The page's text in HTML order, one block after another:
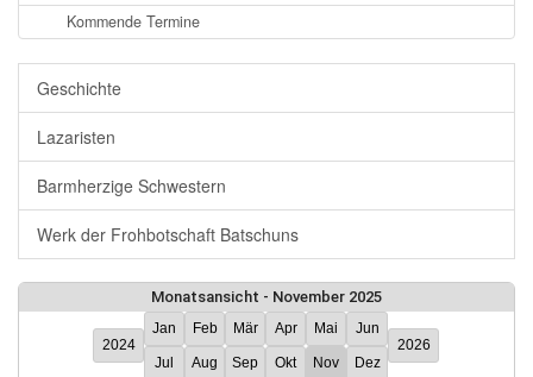
Kommende Termine
Geschichte
Lazaristen
Barmherzige Schwestern
Werk der Frohbotschaft Batschuns
Monatsansicht - November 2025
2024
Jan Feb Mär Apr Mai Jun
Jul Aug Sep Okt Nov Dez
2026